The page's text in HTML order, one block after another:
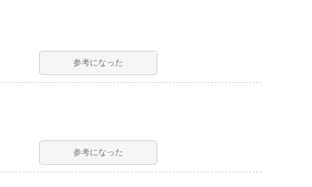
参考になった
参考になった